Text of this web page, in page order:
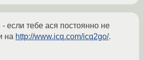
если тебе ася постоянно не
на http://www.icq.com/icq2go/.